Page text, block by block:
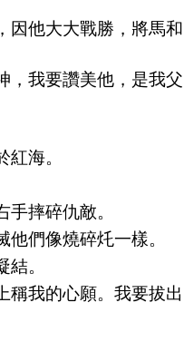
因他大大戰勝，將馬和
，我要讚美他，是我父
海。
摔碎仇敵。
們像燒碎灹一樣。
。
稱我的心願。我要拔出